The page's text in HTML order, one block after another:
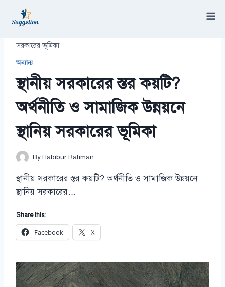
সরকারের ভূমিকা
অন্যান্য
স্থানীয় সরকারের স্তর কয়টি?
অর্থনীতি ও সামাজিক উন্নয়নে
স্থানিয় সরকারের ভূমিকা
ByHabibur Rahman
স্থানীয় সরকারের স্তর কয়টি? অর্থনীতি ও সামাজিক উন্নয়নে
স্থানিয় সরকারের…
Share this:
Facebook X